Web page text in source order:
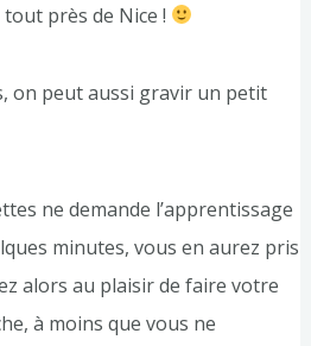
près de Nice !
on peut aussi gravir un petit
ne demande l’apprentissage
minutes, vous en aurez pris
alors au plaisir de faire votre
à moins que vous ne